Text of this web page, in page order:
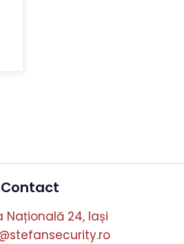
Contact
Națională 24, Iași